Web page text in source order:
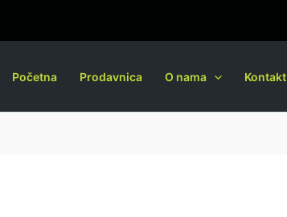
Početna Prodavnica O nama Kontakt